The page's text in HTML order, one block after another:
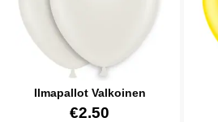
Ilmapallot Valkoinen
Tuote.nro 5006€2.50